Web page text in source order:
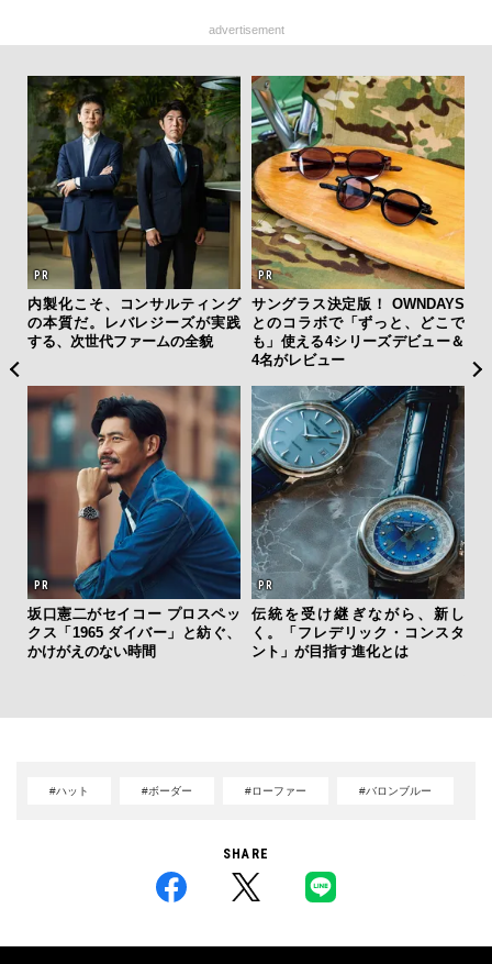
advertisement
内製化こそ、コンサルティング
の本質だ。レバレジーズが実践
する、次世代ファームの全貌
サングラス決定版！ OWNDAYS
とのコラボで「ずっと、どこで
も」使える4シリーズデビュー＆
4名がレビュー
坂口憲二がセイコー プロスペッ
クス「1965 ダイバー」と紡ぐ、
かけがえのない時間
伝統を受け継ぎながら、新し
く。「フレデリック・コンスタ
ント」が目指す進化とは
#ハット #ボーダー #ローファー #バロンブルー
SHARE